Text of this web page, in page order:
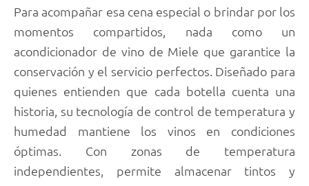
Para acompañar esa cena especial o brindar por los
momentos compartidos, nada como un
acondicionador de vino de Miele que garantice la
conservación y el servicio perfectos. Diseñado para
quienes entienden que cada botella cuenta una
historia, su tecnología de control de temperatura y
humedad mantiene los vinos en condiciones
óptimas. Con zonas de temperatura
independientes, permite almacenar tintos y